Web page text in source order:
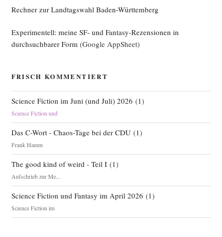
Rechner zur Landtagswahl Baden-Württemberg
Experimentell: meine SF- und Fantasy-Rezensionen in
durchsuchbarer Form(Google AppSheet)
FRISCH KOMMENTIERT
Science Fiction im Juni (und Juli) 2026 (1)
Science Fiction und
Das C-Wort - Chaos-Tage bei der CDU(1)
Frank Hamm
The good kind of weird - Teil I(1)
Aufschrieb zur Me...
Science Fiction und Fantasy im April 2026 (1)
Science Fiction im